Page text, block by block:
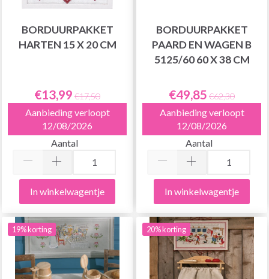
BORDUURPAKKET
HARTEN 15 X 20 CM
€13,99 €17,50
Aanbieding verloopt
12/08/2026
Aantal
In winkelwagentje
BORDUURPAKKET
PAARD EN WAGEN B
5125/60 60 X 38 CM
€49,85 €62,30
Aanbieding verloopt
12/08/2026
Aantal
In winkelwagentje
19% korting 20% korting